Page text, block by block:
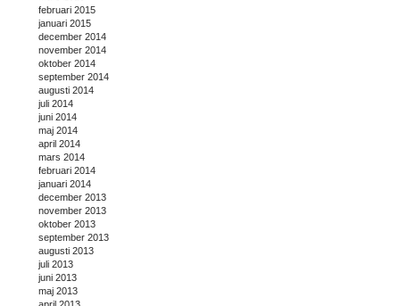
februari 2015
januari 2015
december 2014
november 2014
oktober 2014
september 2014
augusti 2014
juli 2014
juni 2014
maj 2014
april 2014
mars 2014
februari 2014
januari 2014
december 2013
november 2013
oktober 2013
september 2013
augusti 2013
juli 2013
juni 2013
maj 2013